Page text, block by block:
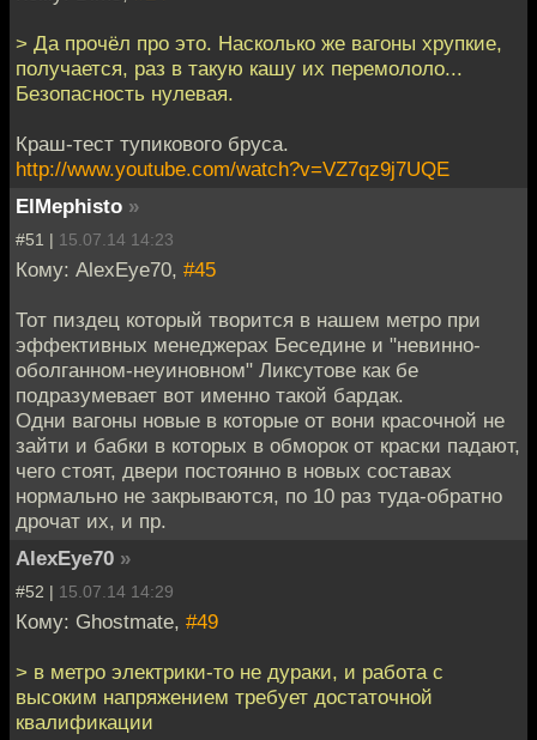
> Да прочёл про это. Насколько же вагоны хрупкие,
получается, раз в такую кашу их перемололо...
Безопасность нулевая.
Краш-тест тупикового бруса.
http://www.youtube.com/watch?v=VZ7qz9j7UQE
ElMephisto »
#51 | 15.07.14 14:23
Кому: AlexEye70, #45
Тот пиздец который творится в нашем метро при
эффективных менеджерах Беседине и "невинно-
оболганном-неуиновном" Ликсутове как бе
подразумевает вот именно такой бардак.
Одни вагоны новые в которые от вони красочной не
зайти и бабки в которых в обморок от краски падают,
чего стоят, двери постоянно в новых составах
нормально не закрываются, по 10 раз туда-обратно
дрочат их, и пр.
AlexEye70 »
#52 | 15.07.14 14:29
Кому: Ghostmate, #49
> в метро электрики-то не дураки, и работа с
высоким напряжением требует достаточной
квалификации